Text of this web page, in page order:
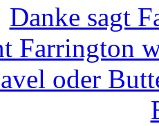
Danke sagt
Farrington
oder